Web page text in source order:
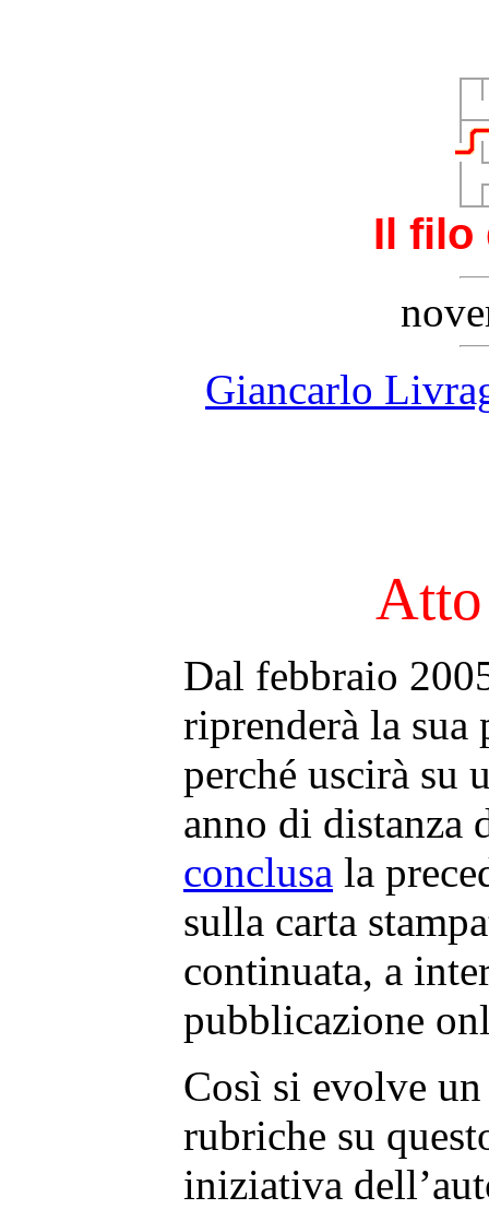
Il filo
Giancarlo
Atto
Dal febbraio
riprenderà la
perché uscirà su
anno di distanza
conclusa la
sulla carta
continuata, a
pubblicazione
Così si evolve
rubriche su
iniziativa